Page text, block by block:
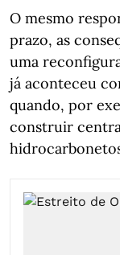
O mesmo
prazo, as
uma
já aconteceu
quando, por
construir